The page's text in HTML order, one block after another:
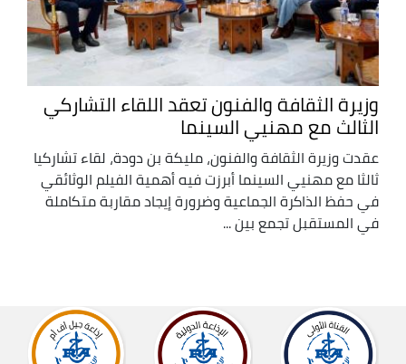
وزيرة الثقافة والفنون تعقد اللقاء التشاركي
الثالث مع مهنيي السينما
عقدت وزيرة الثقافة والفنون، مليكة بن دودة، لقاء تشاركيا
ثالثا مع مهنيي السينما أبرزت فيه أهمية الفيلم الوثائقي
في حفظ الذاكرة الجماعية وضرورة إيجاد مقاربة متكاملة
في المستقبل تجمع بين ...